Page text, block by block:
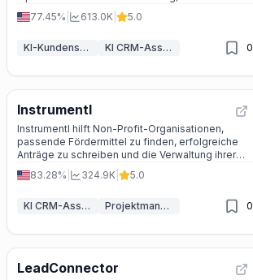
Analytics aus einer Hand.
77.45% 613.0K 5.0
KI-Kundenservice-Assistent KI CRM-Assistent 0
Instrumentl
Instrumentl hilft Non-Profit-Organisationen,
passende Fördermittel zu finden, erfolgreiche
Anträge zu schreiben und die Verwaltung ihrer
Förderungen zu optimieren, um mehr Zeit für ihre
wichtigen Projekte zu haben.
83.28% 324.9K 5.0
KI CRM-Assistent Projektmanagement 0
LeadConnector